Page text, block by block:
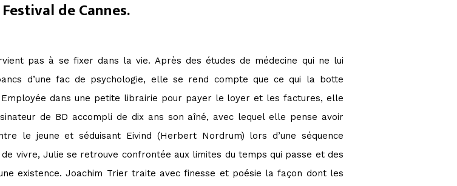
de Cannes.
pas à se fixer dans la vie. Après des études de médecine qui ne lui
d’une fac de psychologie, elle se rend compte que ce qui la botte
dans une petite librairie pour payer le loyer et les factures, elle
de BD accompli de dix ans son aîné, avec lequel elle pense avoir
le jeune et séduisant Eivind (Herbert Nordrum) lors d’une séquence
vivre, Julie se retrouve confrontée aux limites du temps qui passe et des
existence. Joachim Trier traite avec finesse et poésie la façon dont les